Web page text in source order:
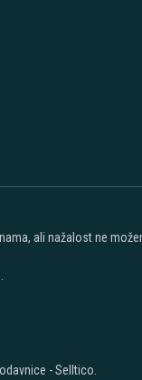
ali nažalost ne
-Selltico.